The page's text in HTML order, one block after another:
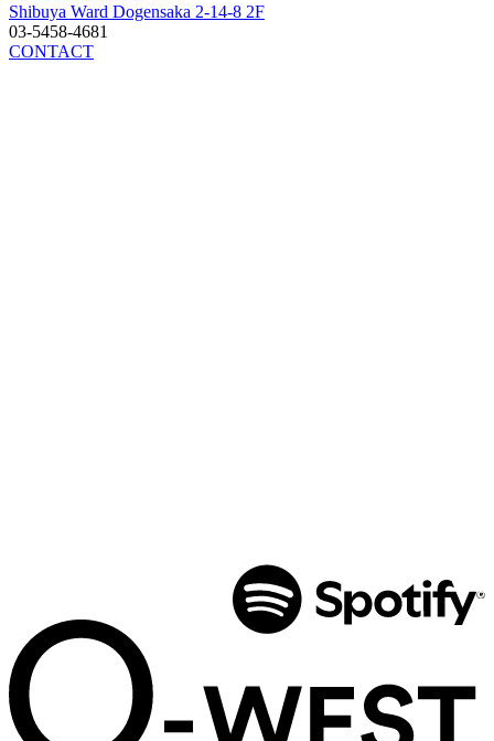
Shibuya Ward Dogensaka 2-14-8 2F
03-5458-4681
CONTACT